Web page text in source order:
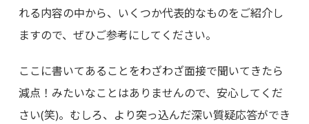
れる内容の中から、いくつか代表的なものをご紹介し
ますので、ぜひご参考にしてください。
ここに書いてあることをわざわざ面接で聞いてきたら
減点！みたいなことはありませんので、安心してくだ
さい(笑)。むしろ、より突っ込んだ深い質疑応答ができ